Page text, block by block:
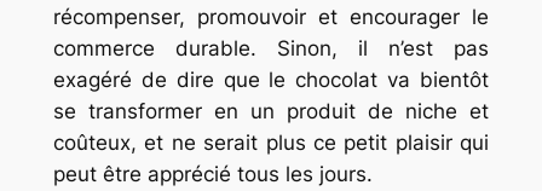
récompenser, promouvoir et encourager le
commerce durable. Sinon, il n’est pas
exagéré de dire que le chocolat va bientôt
se transformer en un produit de niche et
coûteux, et ne serait plus ce petit plaisir qui
peut être apprécié tous les jours.